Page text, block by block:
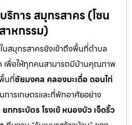
การ สมุทรสาคร (โซน
าหกรรม)
นสมุทรสาครยังเข้าถึงพื้นที่ตำบล
เพื่อให้ทุกคนสามารถมีบ้านคุณภาพ
นที่ชัยมงคล คลองมะเดื่อ ดอนไก่
การเกษตรและที่พักอาศัยอย่าง
กระบัตร โรงเข้ หนองบัว เจ็ดริ้ว